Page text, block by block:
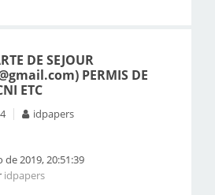
DE SEJOUR
PERMIS DE
ETC
idpapers
2019, 20:51:39
idpapers